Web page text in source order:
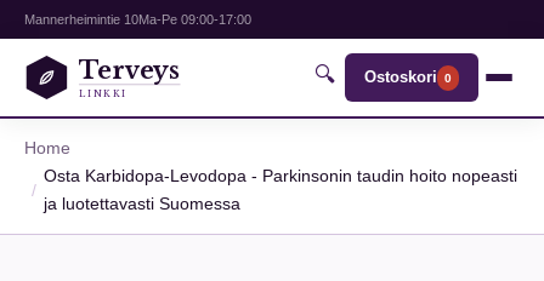
Mannerheimintie 10Ma-Pe 09:00-17:00
Terveys
LINKKI
🔍 Ostoskori 0
Home
Osta Karbidopa-Levodopa - Parkinsonin taudin hoito nopeasti
ja luotettavasti Suomessa